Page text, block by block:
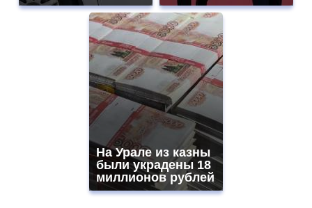
На Урале из казны
были украдены 18
миллионов рублей